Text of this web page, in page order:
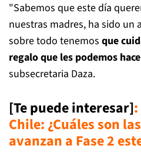
"Sabemos que este día
nuestras madres, ha sido un
sobre todo tenemos que
regalo que les podemos
subsecretaria Daza.
[Te puede interesar]:
Chile: ¿Cuáles son
avanzan a Fase 2